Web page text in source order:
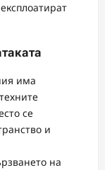
има
се
и
на